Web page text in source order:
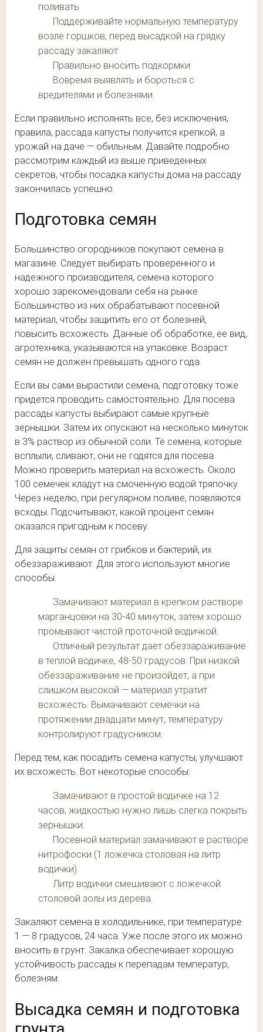
поливать
Поддерживайте нормальную температуру
возле горшков, перед высадкой на грядку
рассаду закаляют
Правильно вносить подкормки
Вовремя выявлять и бороться с
вредителями и болезнями.
Если правильно исполнять все, без исключения,
правила, рассада капусты получится крепкой, а
урожай на даче — обильным. Давайте подробно
рассмотрим каждый из выше приведенных
секретов, чтобы посадка капусты дома на рассаду
закончилась успешно.
Подготовка семян
Большинство огородников покупают семена в
магазине. Следует выбирать проверенного и
надежного производителя, семена которого
хорошо зарекомендовали себя на рынке.
Большинство из них обрабатывают посевной
материал, чтобы защитить его от болезней,
повысить всхожесть. Данные об обработке, ее вид,
агротехника, указываются на упаковке. Возраст
семян не должен превышать одного года.
Если вы сами вырастили семена, подготовку тоже
придется проводить самостоятельно. Для посева
рассады капусты выбирают самые крупные
зернышки. Затем их опускают на несколько минуток
в 3% раствор из обычной соли. Те семена, которые
всплыли, сливают, они не годятся для посева.
Можно проверить материал на всхожесть. Около
100 семечек кладут на смоченную водой тряпочку.
Через неделю, при регулярном поливе, появляются
всходы. Подсчитывают, какой процент семян
оказался пригодным к посеву.
Для защиты семян от грибков и бактерий, их
обеззараживают. Для этого используют многие
способы:
Замачивают материал в крепком растворе
марганцовки на 30-40 минуток, затем хорошо
промывают чистой проточной водичкой.
Отличный результат дает обеззараживание
в теплой водичке, 48-50 градусов. При низкой
обеззараживание не произойдет, а при
слишком высокой — материал утратит
всхожесть. Вымачивают семечки на
протяжении двадцати минут, температуру
контролируют градусником.
Перед тем, как посадить семена капусты, улучшают
их всхожесть. Вот некоторые способы:
Замачивают в простой водичке на 12
часов, жидкостью нужно лишь слегка покрыть
зернышки.
Посевной материал замачивают в растворе
нитрофоски (1 ложечка столовая на литр
водички).
Литр водички смешивают с ложечкой
столовой золы из дерева.
Закаляют семена в холодильнике, при температуре
1 — 8 градусов, 24 часа. Уже после этого их можно
вносить в грунт. Закалка обеспечивает хорошую
устойчивость рассады к перепадам температур,
болезням.
Высадка семян и подготовка